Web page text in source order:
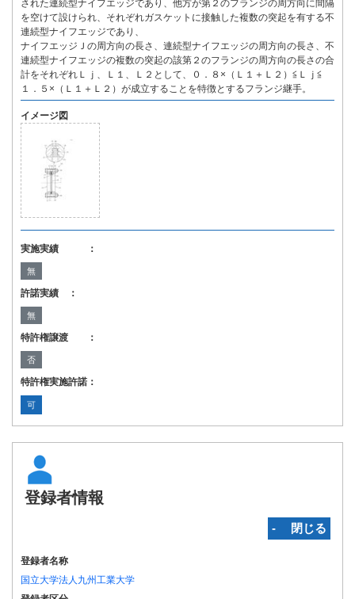
された連続型ナイフエッジであり、他方が第２のフランジの周方向に間隔
を空けて設けられ、それぞれガスケットに接触した複数の突起を有する不
連続型ナイフエッジであり、
ナイフエッジＪの周方向の長さ、連続型ナイフエッジの周方向の長さ、不
連続型ナイフエッジの複数の突起の該第２のフランジの周方向の長さの合
計をそれぞれＬｊ、Ｌ１、Ｌ２として、０．８×（Ｌ１＋Ｌ２）≦Ｌｊ≦
１．５×（Ｌ１＋Ｌ２）が成立することを特徴とするフランジ継手。
イメージ図
実施実績 ：
無
許諾実績 ：
無
特許権譲渡 ：
否
特許権実施許諾：
可
登録者情報
‐ 閉じる
登録者名称
国立大学法人九州工業大学